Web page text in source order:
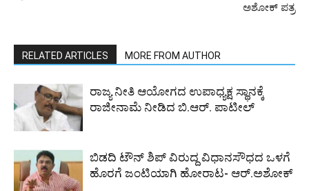
ಅಶೋಕ್ ಪತ್ರ
RELATED ARTICLES MORE FROM AUTHOR
ರಾಜ್ಯ ನೀತಿ ಆಯೋಗದ ಉಪಾಧ್ಯಕ್ಷ ಸ್ಥಾನಕ್ಕೆ
ರಾಜೀನಾಮೆ ನೀಡಿದ ಬಿ.ಆರ್. ಪಾಟೀಲ್
ಬಿಡದಿ ಟೌನ್ ಶಿಪ್ ವಿರುದ್ದ ವಿಧಾನಸೌಧದ ಒಳಗೆ
ಹೊರಗೆ ಜಂಟಿಯಾಗಿ ಹೋರಾಟ- ಆರ್.ಅಶೋಕ್